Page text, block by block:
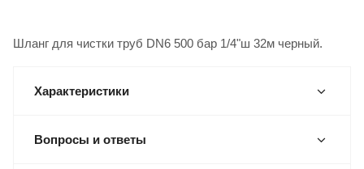
Шланг для чистки труб DN6 500 бар 1/4"ш 32м черный.
Характеристики
Вопросы и ответы